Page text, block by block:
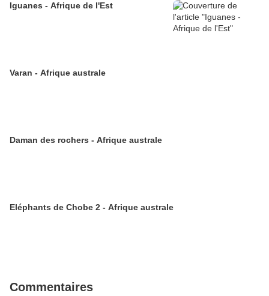
Iguanes - Afrique de l'Est
Varan - Afrique australe
Daman des rochers - Afrique australe
Eléphants de Chobe 2 - Afrique australe
Commentaires